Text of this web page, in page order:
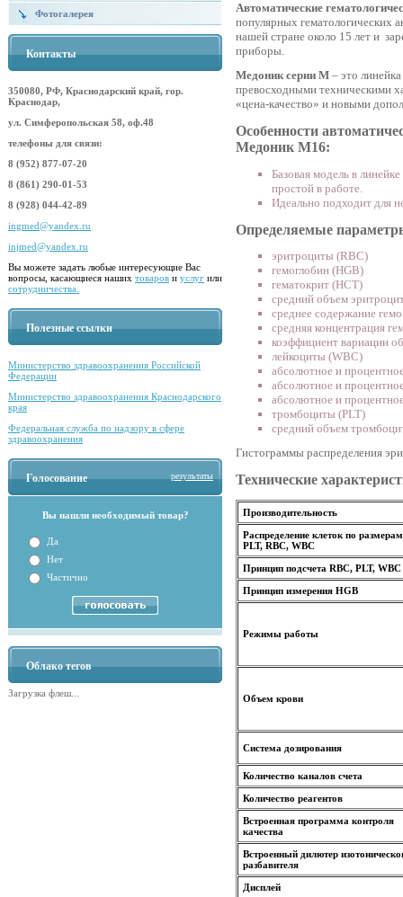
Фотогалерея
Контакты
350080, РФ, Краснодарский край, гор.
Краснодар,
ул. Симферопольская 58, оф.48
телефоны для связи:
8 (952) 877-07-20
8 (861) 290-01-53
8 (928) 044-42-89
ingmed@yandex.ru
injmed@yandex.ru
Вы можете задать любые интересующие Вас
вопросы, касающиеся наших товаров и услуг или
сотрудничества.
Полезные ссылки
Министерство здравоохранения Российской
Федерации
Министерство здравоохранения Краснодарского
края
Федеральная служба по надзору в сфере
здравоохранения
Голосование результаты
Вы нашли необходимый товар?
Да
Нет
Частично
Облако тегов
Загрузка флеш...
Автоматические
популярных гематологических
нашей стране около 15 лет и
приборы.
Медоник серии М – это
превосходными техническими
«цена-качество» и новыми
Особенности
Медоник M16:
Базовая модель в
простой в работе.
Идеально подходит для
Определяемые
эритроциты (RBC)
гемоглобин (HGB)
гематокрит (HCT)
средний объем
среднее содержание
средняя концентрация
коэффициент вариации
лейкоциты (WBC)
абсолютное и
абсолютное и
абсолютное и
тромбоциты (PLT)
средний объем
Гистограммы распределения
Технические
Производительность
Распределение клеток по
PLT, RBC, WBC
Принцип подсчета RBC, PLT, WBC
Принцип измерения HGB
Режимы работы
Объем крови
Система дозирования
Количество каналов счета
Количество реагентов
Встроенная программа контроля
качества
Встроенный дилютер
разбавителя
Дисплей